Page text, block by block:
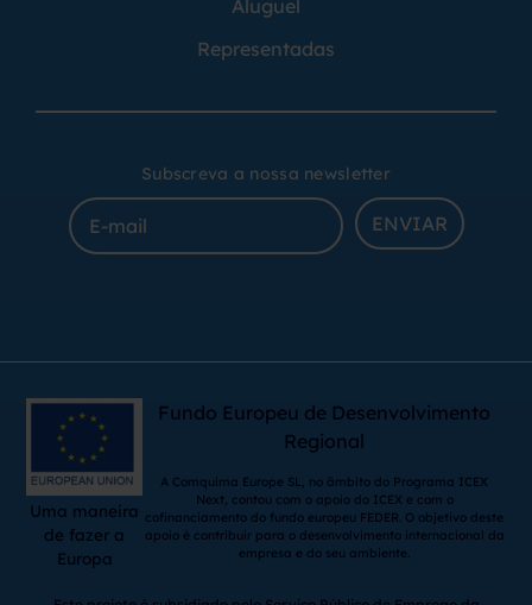
Aluguel
Representadas
Subscreva a nossa newsletter
ENVIAR
Uma maneira
de fazer a
Europa
Fundo Europeu de Desenvolvimento
Regional
A Comquima Europe SL, no âmbito do Programa ICEX
Next, contou com o apoio do ICEX e com o
cofinanciamento do fundo europeu FEDER. O objetivo deste
apoio é contribuir para o desenvolvimento internacional da
empresa e do seu ambiente.